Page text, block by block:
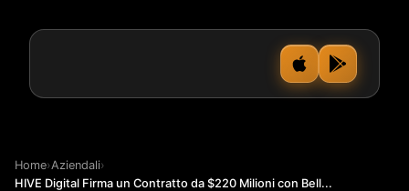
Home›Aziendali›
HIVE Digital Firma un Contratto da $220 Milioni con Bell...